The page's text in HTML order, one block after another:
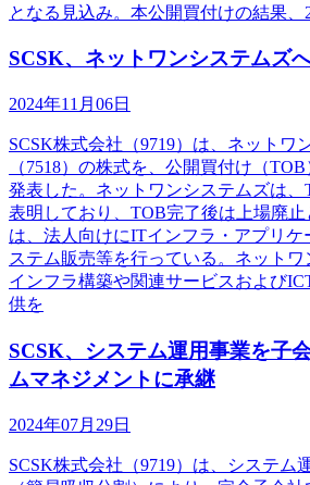
となる見込み。本公開買付けの結果、
SCSK、ネットワンシステムズ
2024年11月06日
SCSK株式会社（9719）は、ネットワ
（7518）の株式を、公開買付け（
発表した。ネットワンシステムズは
表明しており、TOB完了後は上場廃止
は、法人向けにITインフラ・アプリケ
ステム販売等を行っている。ネット
インフラ構築や関連サービスおよび
供を
SCSK、システム運用事業を子
ムマネジメントに承継
2024年07月29日
SCSK株式会社（9719）は、システム